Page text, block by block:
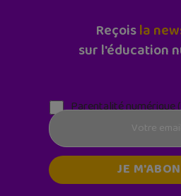
Reçoisla
sur l'éducation
Parentalité numérique